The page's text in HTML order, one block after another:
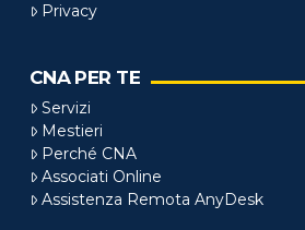
Privacy
CNA PER TE
Servizi
Mestieri
Perché CNA
Associati Online
Assistenza Remota AnyDesk